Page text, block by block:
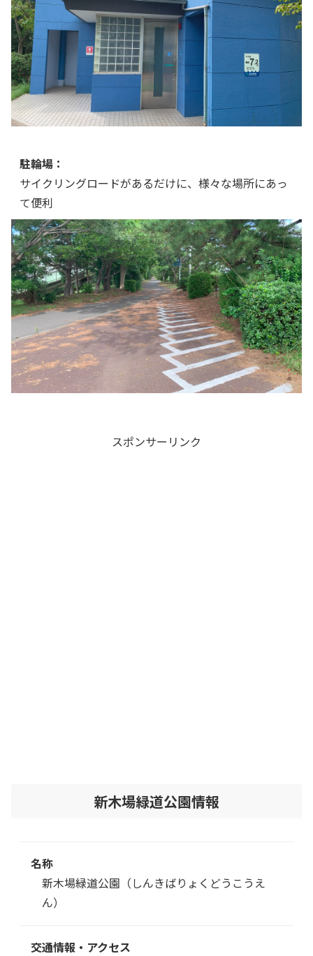
駐輪場：
サイクリングロードがあるだけに、様々な場所にあっ
て便利
スポンサーリンク
新木場緑道公園情報
名称
新木場緑道公園（しんきばりょくどうこうえ
ん）
交通情報・アクセス